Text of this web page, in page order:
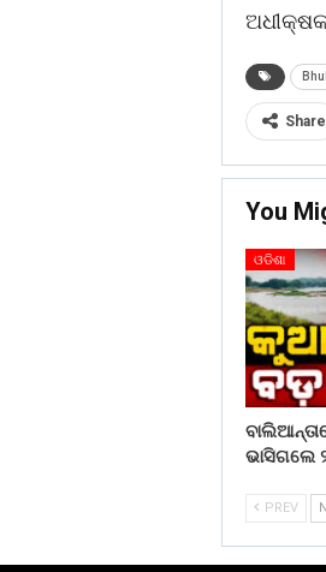
Share
You
ଓଡିଶା
ଭାସିଗଲେ
PREV